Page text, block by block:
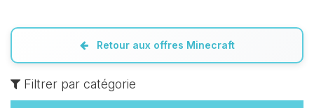
Retour aux offres Minecraft
Filtrer par catégorie